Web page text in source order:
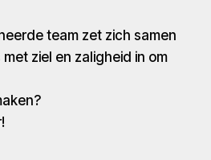
team zet zich samen
ziel en zaligheid in om